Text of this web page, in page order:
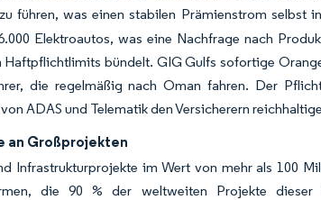
führen, was einen stabilen Prämienstrom selbst
Elektroautos, was eine Nachfrage nach
Haftpflichtlimits bündelt. GIG Gulfs sofortige
die regelmäßig nach Oman fahren. Der
ADAS und Telematik den Versicherern
an Großprojekten
Infrastrukturprojekte im Wert von mehr als 100
die 90 % der weltweiten Projekte dieser